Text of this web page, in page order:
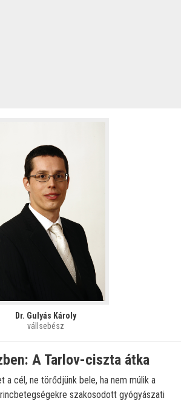
Dr. Gulyás Károly
vállsebész
A Tarlov-ciszta átka
a cél, ne törődjünk bele, ha nem múlik a
szakosodott gyógyászati